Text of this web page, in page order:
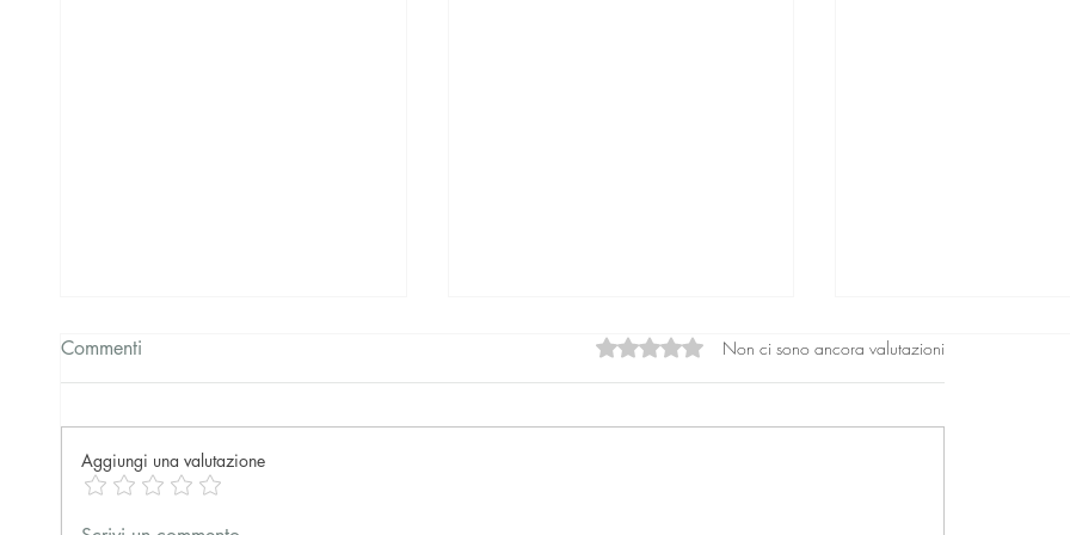
Commenti Valutazione 0 stelle su 5.Non ci sono ancora valutazioni
Aggiungi una valutazione